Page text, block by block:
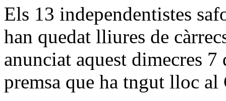
Els 13 independentistes
han quedat lliures de
anunciat aquest dimecres 7
premsa que ha tngut lloc al